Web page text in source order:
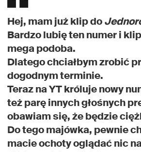
Hej, mam już klip do
Bardzo lubię ten numer i
mega podoba.
Dlatego chciałbym zrobić
dogodnym terminie.
Teraz na YT króluje nowy
też parę innych głośnych
obawiam się, że będzie
Do tego majówka, pewnie
macie ochoty oglądać nic